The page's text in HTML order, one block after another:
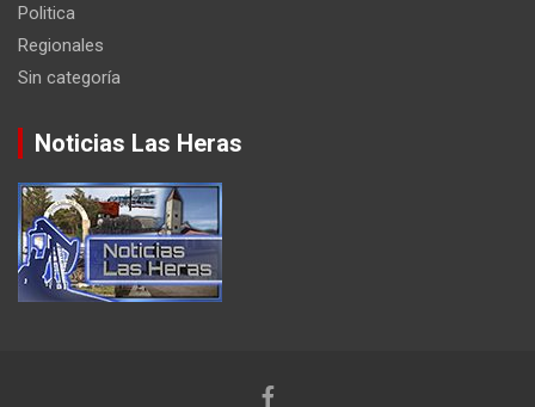
Politica
Regionales
Sin categoría
Noticias Las Heras